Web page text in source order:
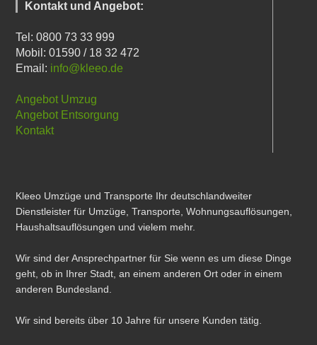
Kontakt und Angebot:
Tel: 0800 73 33 999
Mobil: 01590 / 18 32 472
Email: info@kleeo.de
Angebot Umzug
Angebot Entsorgung
Kontakt
Kleeo Umzüge und Transporte Ihr deutschlandweiter
Dienstleister für Umzüge, Transporte, Wohnungsauflösungen,
Haushaltsauflösungen und vielem mehr.
Wir sind der Ansprechpartner für Sie wenn es um diese Dinge
geht, ob in Ihrer Stadt, an einem anderen Ort oder in einem
anderen Bundesland.
Wir sind bereits über 10 Jahre für unsere Kunden tätig.